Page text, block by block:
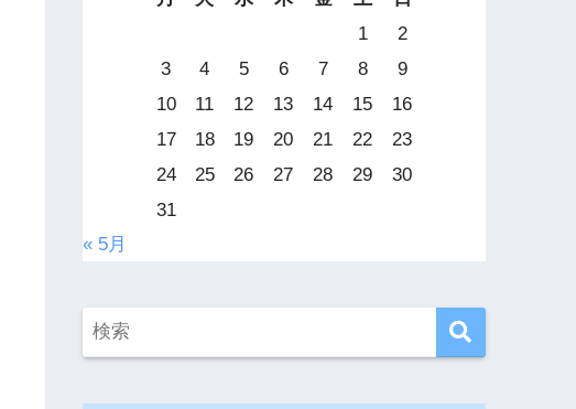
1
2
3
4 5 6 7 8
9
10
11 12 13 14 15
16
17
18 19 20 21 22
23
24
25 26 27 28 29
30
31
« 5月